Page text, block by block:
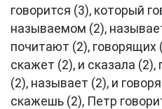
говорится (3), который
называемом (2),
почитают (2), говорящих
скажет (2), и сказала (2),
(2), называет (2), и
скажешь (2), Петр